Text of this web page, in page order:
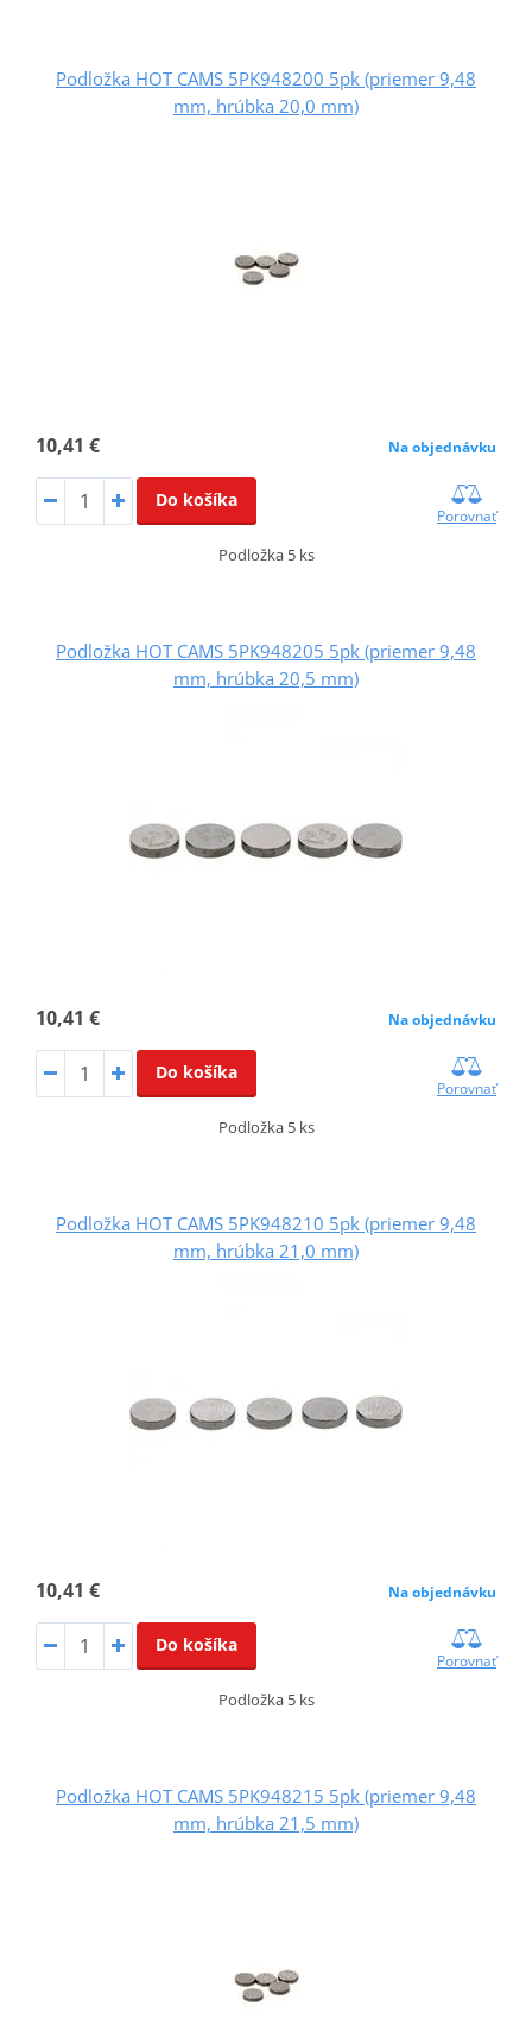
Podložka HOT CAMS 5PK948200 5pk (priemer 9,48
mm, hrúbka 20,0 mm)
10,41 € Na objednávku
Do košíka
Porovnať
Podložka 5 ks
Podložka HOT CAMS 5PK948205 5pk (priemer 9,48
mm, hrúbka 20,5 mm)
10,41 € Na objednávku
Do košíka
Porovnať
Podložka 5 ks
Podložka HOT CAMS 5PK948210 5pk (priemer 9,48
mm, hrúbka 21,0 mm)
10,41 € Na objednávku
Do košíka
Porovnať
Podložka 5 ks
Podložka HOT CAMS 5PK948215 5pk (priemer 9,48
mm, hrúbka 21,5 mm)